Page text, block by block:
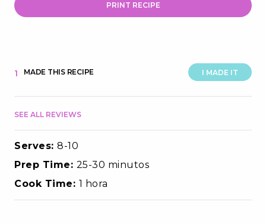
PRINT RECIPE
I MADE IT
1 MADE THIS RECIPE
SEE ALL REVIEWS
Serves: 8-10
Prep Time: 25-30 minutos
Cook Time: 1 hora